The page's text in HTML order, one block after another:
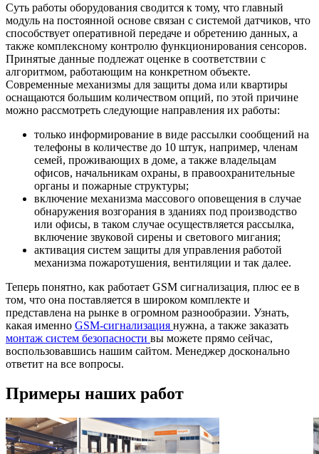
Суть работы оборудования сводится к тому, что главный
модуль на постоянной основе связан с системой датчиков, что
способствует оперативной передаче и обретению данных, а
также комплексному контролю функционирования сенсоров.
Принятые данные подлежат оценке в соответствии с
алгоритмом, работающим на конкретном объекте.
Современные механизмы для защиты дома или квартиры
оснащаются большим количеством опций, по этой причине
можно рассмотреть следующие направления их работы:
только информирование в виде рассылки сообщений на
телефоны в количестве до 10 штук, например, членам
семей, проживающих в доме, а также владельцам
офисов, начальникам охраны, в правоохранительные
органы и пожарные структуры;
включение механизма массового оповещения в случае
обнаружения возгорания в зданиях под производство
или офисы, в таком случае осуществляется рассылка,
включение звуковой сирены и светового мигания;
активация систем защиты для управления работой
механизма пожаротушения, вентиляции и так далее.
Теперь понятно, как работает GSM сигнализация, плюс ее в
том, что она поставляется в широком комплекте и
представлена на рынке в огромном разнообразии. Узнать,
какая именно GSM-сигнализация нужна, а также заказать
монтаж систем безопасности вы можете прямо сейчас,
воспользовавшись нашим сайтом. Менеджер досконально
ответит на все вопросы.
Примеры наших работ